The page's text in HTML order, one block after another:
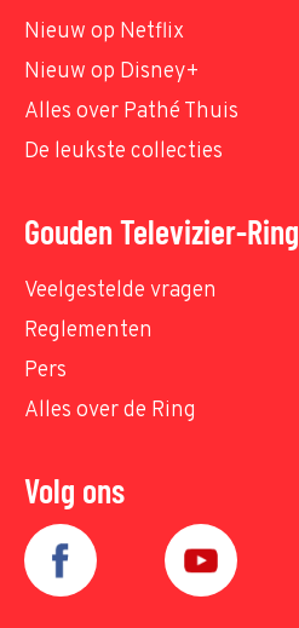
Nieuw op Netflix
Nieuw op Disney+
Alles over Pathé Thuis
De leukste collecties
Gouden Televizier-Ring
Veelgestelde vragen
Reglementen
Pers
Alles over de Ring
Volg ons